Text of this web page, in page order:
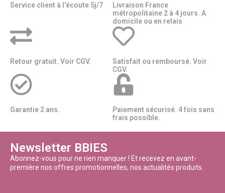
Service client à l'écoute 5j/7
Livraison France
métropolitaine 2 à 4 jours. A
domicile ou en relais​​
Retour gratuit. Voir CGV.
Satisfait ou remboursé. Voir
CGV.
Garantie 2 ans.
Paiement sécurisé. 4 fois sans
frais possible.
Newsletter BBIES
Abonnez-vous pour ne rien manquer ! Et recevez en avant-
première nos offres promotionnelles, nos actualités produits.